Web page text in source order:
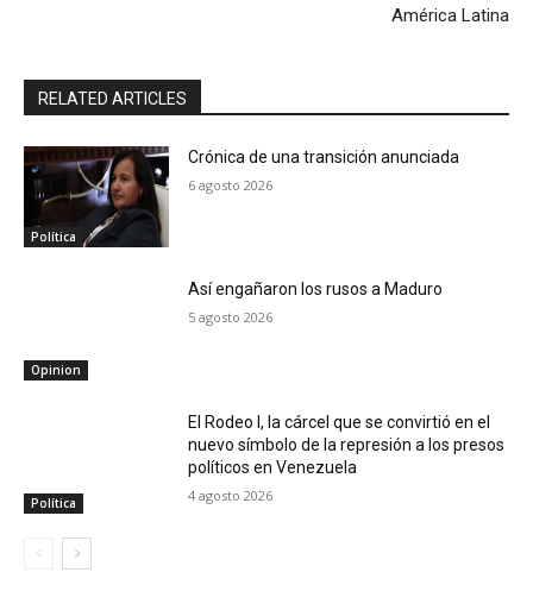
América Latina
RELATED ARTICLES
Política
Crónica de una transición anunciada
6 agosto 2026
Opinion
Así engañaron los rusos a Maduro
5 agosto 2026
Política
El Rodeo I, la cárcel que se convirtió en el
nuevo símbolo de la represión a los presos
políticos en Venezuela
4 agosto 2026